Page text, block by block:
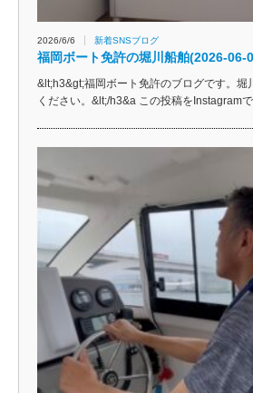
2026/6/6 新着SNSブログ
福岡ボート免許の堀川船舶(2026-06-
&lt;h3&gt;福岡ボート免許のブログです。堀
ください。&lt;/h3&a この投稿をInstagram